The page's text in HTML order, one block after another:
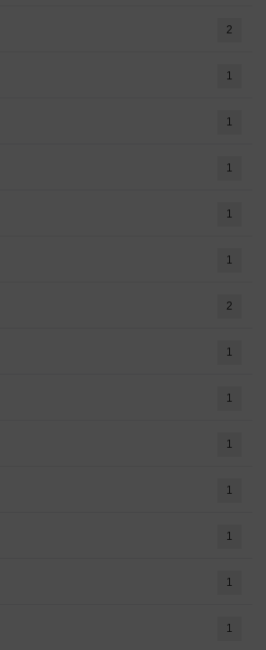
2
1
1
1
1
1
2
1
1
1
1
1
1
1